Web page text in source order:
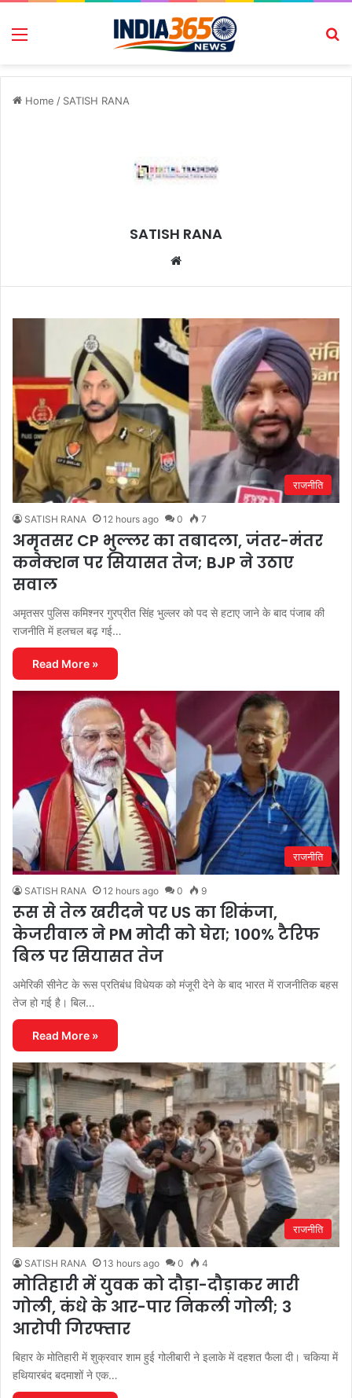
Menu
Home / SATISH RANA
SATISH RANA
राजनीति
SATISH RANA 12 hours ago 0 7
अमृतसर CP भुल्लर का तबादला, जंतर-मंतर
कनेक्शन पर सियासत तेज; BJP ने उठाए
सवाल
अमृतसर पुलिस कमिश्नर गुरप्रीत सिंह भुल्लर को पद से हटाए जाने के बाद पंजाब की
राजनीति में हलचल बढ़ गई…
Read More »
राजनीति
SATISH RANA 12 hours ago 0 9
रूस से तेल खरीदने पर US का शिकंजा,
केजरीवाल ने PM मोदी को घेरा; 100% टैरिफ
बिल पर सियासत तेज
अमेरिकी सीनेट के रूस प्रतिबंध विधेयक को मंजूरी देने के बाद भारत में राजनीतिक बहस
तेज हो गई है। बिल…
Read More »
राजनीति
SATISH RANA 13 hours ago 0 4
मोतिहारी में युवक को दौड़ा-दौड़ाकर मारी
गोली, कंधे के आर-पार निकली गोली; 3
आरोपी गिरफ्तार
बिहार के मोतिहारी में शुक्रवार शाम हुई गोलीबारी ने इलाके में दहशत फैला दी। चकिया में
हथियारबंद बदमाशों ने एक…